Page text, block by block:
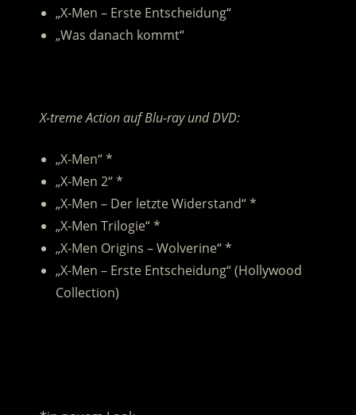
„X-Men – Erste Entscheidung“
„Was danach kommt“
X-treme Action auf Blu-ray und DVD:
„X-Men“ *
„X-Men 2“ *
„X-Men – Der letzte Widerstand“ *
„X-Men Trilogie“ *
„X-Men Origins – Wolverine“ *
„X-Men – Erste Entscheidung“ (Hollywood
Collection)